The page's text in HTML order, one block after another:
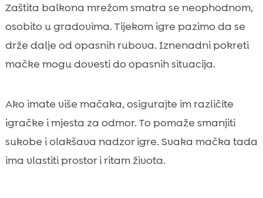
Zaštita balkona mrežom smatra se neophodnom,
osobito u gradovima. Tijekom igre pazimo da se
drže dalje od opasnih rubova. Iznenadni pokreti
mačke mogu dovesti do opasnih situacija.
Ako imate više mačaka, osigurajte im različite
igračke i mjesta za odmor. To pomaže smanjiti
sukobe i olakšava nadzor igre. Svaka mačka tada
ima vlastiti prostor i ritam života.